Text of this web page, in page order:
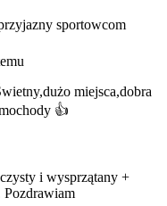
sportowcom
miejsca,dobra
👍
i wysprzątany +
Pozdrawiam